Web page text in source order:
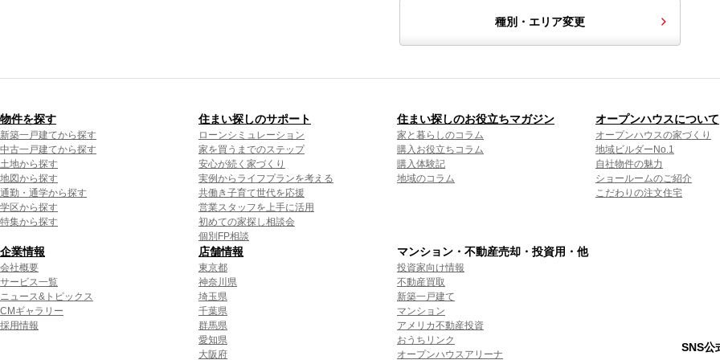
種別・エリア変更
物件を探す
新築一戸建てから探す
中古一戸建てから探す
土地から探す
地図から探す
通勤・通学から探す
学区から探す
特集から探す
住まい探しのサポート
ローンシミュレーション
家を買うまでのステップ
安心が続く家づくり
実例からライフプランを考える
共働き子育て世代を応援
営業スタッフを上手に活用
初めての家探し相談会
個別FP相談
住まい探しのお役立ちマガジン
家と暮らしのコラム
購入お役立ちコラム
購入体験記
地域のコラム
オープンハウスについて
オープンハウスの家づくり
地域ビルダーNo.1
自社物件の魅力
ショールームのご紹介
こだわりの注文住宅
企業情報
会社概要
サービス一覧
ニュース&トピックス
CMギャラリー
採用情報
店舗情報
東京都
神奈川県
埼玉県
千葉県
群馬県
愛知県
大阪府
マンション・不動産売却・投資用・他
投資家向け情報
不動産買取
新築一戸建て
マンション
アメリカ不動産投資
おうちリンク
オープンハウスアリーナ
SNS公